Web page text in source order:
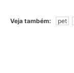
Veja também: pet